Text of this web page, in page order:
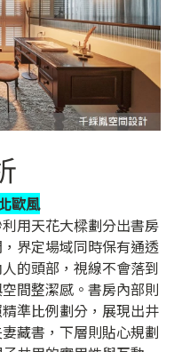
歐風
用天花大樑劃分出書房
界定場域同時保有通透
的頭部，視線不會落到
間整潔感。書房內部則
準比例劃分，展現出井
藏書，下層則貼心規劃